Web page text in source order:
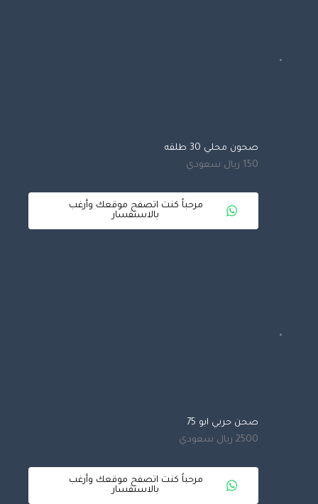
صحون محلي 30 طلقه
150 ريال سعودي
مرحباً كنت اتصفح موقعك وأرغب
بالاستفسار
صحن حربي ابو 75
2500 ريال سعودي
مرحباً كنت اتصفح موقعك وأرغب
بالاستفسار